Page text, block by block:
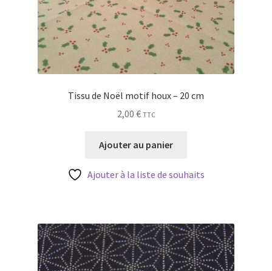
Tissu de Noël motif houx – 20 cm
2,00 € TTC
Ajouter au panier
Ajouter à la liste de souhaits